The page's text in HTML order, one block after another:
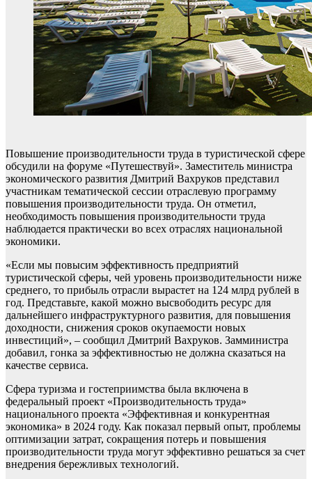
Повышение производительности труда в туристической сфере
обсудили на форуме «Путешествуй». Заместитель министра
экономического развития Дмитрий Вахруков представил
участникам тематической сессии отраслевую программу
повышения производительности труда. Он отметил,
необходимость повышения производительности труда
наблюдается практически во всех отраслях национальной
экономики.
«Если мы повысим эффективность предприятий
туристической сферы, чей уровень производительности ниже
среднего, то прибыль отрасли вырастет на 124 млрд рублей в
год. Представьте, какой можно высвободить ресурс для
дальнейшего инфраструктурного развития, для повышения
доходности, снижения сроков окупаемости новых
инвестиций», – сообщил Дмитрий Вахруков. Замминистра
добавил, гонка за эффективностью не должна сказаться на
качестве сервиса.
Сфера туризма и гостеприимства была включена в
федеральный проект «Производительность труда»
национального проекта «Эффективная и конкурентная
экономика» в 2024 году. Как показал первый опыт, проблемы
оптимизации затрат, сокращения потерь и повышения
производительности труда могут эффективно решаться за счет
внедрения бережливых технологий.